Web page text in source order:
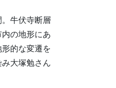
牛伏寺断層
の地形にあ
的な変遷を
大塚勉さん